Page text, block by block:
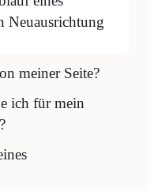
Neuausrichtung
meiner Seite?
ich für mein